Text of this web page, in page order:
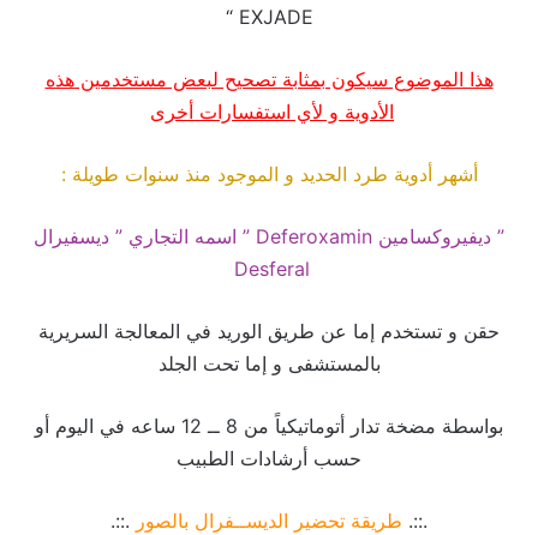
EXJADE “
هذا الموضوع سيكون بمثابة تصحيح لبعض مستخدمين هذه
الأدوية و لأي استفسارات أخرى
أشهر أدوية طرد الحديد و الموجود منذ سنوات طويلة :
” ديفيروكسامين Deferoxamin ” اسمه التجاري ” ديسفيرال
Desferal
حقن و تستخدم إما عن طريق الوريد في المعالجة السريرية
بالمستشفى و إما تحت الجلد
بواسطة مضخة تدار أتوماتيكياً من 8 ــ 12 ساعه في اليوم أو
حسب أرشادات الطبيب
.::. طريقة تحضير الديســفرال بالصور .::.